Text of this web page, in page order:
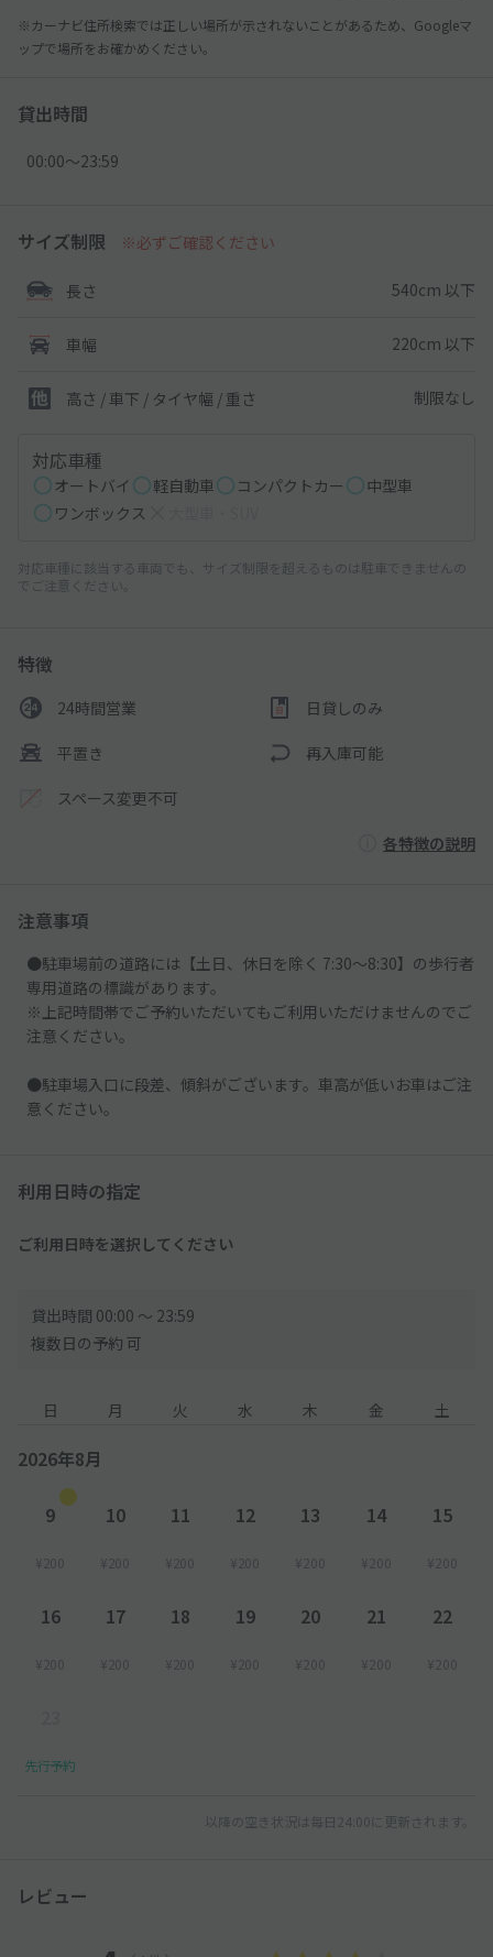
※カーナビ住所検索では正しい場所が示されないことがあるため、Googleマ
ップで場所をお確かめください。
貸出時間
00:00〜23:59
サイズ制限 ※必ずご確認ください
長さ 540cm 以下
車幅 220cm 以下
高さ / 車下 / タイヤ幅 / 重さ 制限なし
対応車種
オートバイ 軽自動車 コンパクトカー
中型車
ワンボックス
対応車種に該当する車両でも、サイズ制限を超えるものは駐車できませんの
でご注意ください。
特徴
24時間営業 日貸しのみ
平置き 再入庫可能
スペース変更不可
各特徴の説明
注意事項
●駐車場前の道路には【土日、休日を除く 7:30～8:30】の歩行者
専用道路の標識があります。
※上記時間帯でご予約いただいてもご利用いただけませんのでご
注意ください。
●駐車場入口に段差、傾斜がございます。車高が低いお車はご注
意ください。
利用日時の指定
ご利用日時を選択してください
貸出時間 00:00 〜 23:59
複数日の予約 可
日 月 火 水 木 金 土
2026年8月
9
¥200
10
¥200
11
¥200
12
¥200
13
¥200
14
¥200
15
¥200
16
¥200
17
¥200
18
¥200
19
¥200
20
¥200
21
¥200
22
¥200
先行予約
以降の空き状況は毎日24:00に更新されます。
レビュー